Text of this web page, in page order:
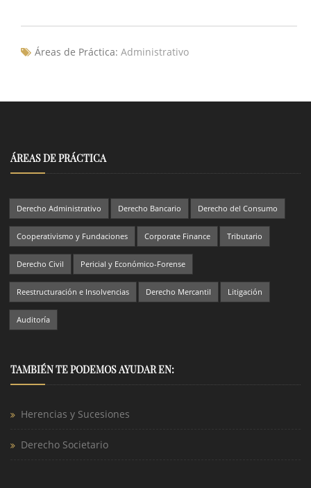
Áreas de Práctica: Administrativo
ÁREAS DE PRÁCTICA
Derecho Administrativo Derecho Bancario Derecho del Consumo
Cooperativismo y Fundaciones Corporate Finance Tributario
Derecho Civil Pericial y Económico-Forense
Reestructuración e Insolvencias Derecho Mercantil Litigación
Auditoría
TAMBIÉN TE PODEMOS AYUDAR EN:
Herencias y Sucesiones
Derecho Societario